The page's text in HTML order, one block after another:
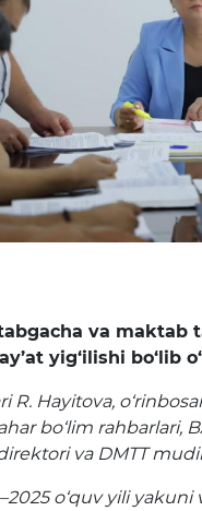
qarshi kurash
va maktab
yig‘ilishi bo‘lib
R. Hayitova,
bo‘lim rahbarlari,
va DMTT
o‘quv yili yakuni